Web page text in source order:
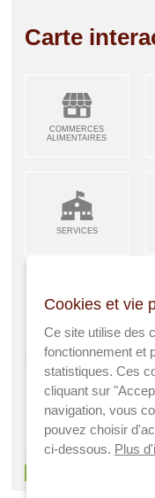
Carte
COMMERCES
ALIMENTAIRES
SERVICES
ARTISANS &
INDUSTRIES
A VISITER
Cookies et vie
Ce site utilise des
fonctionnement et
statistiques. Ces
cliquant sur
navigation, vous
pouvez choisir
ci-dessous. Plus